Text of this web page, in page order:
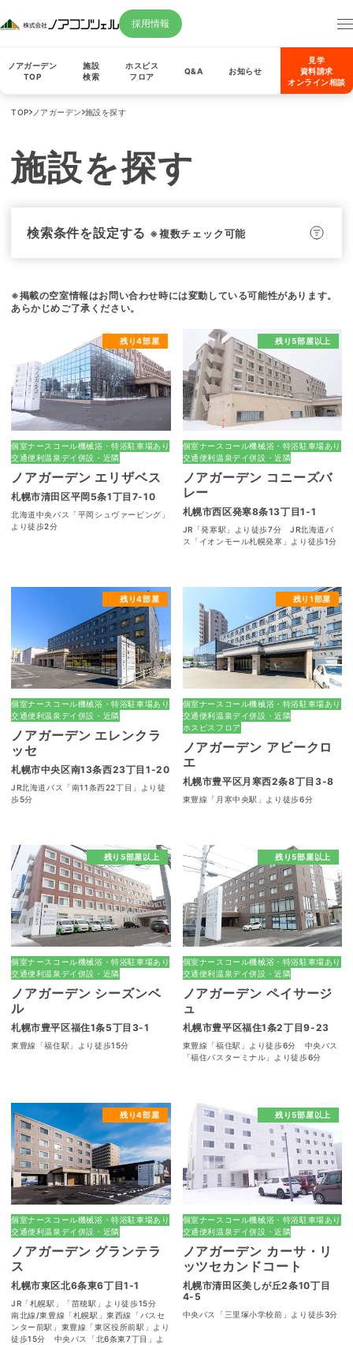
採用情報
ノアガーデン
TOP
施設
検索
ホスピス
フロア
Q&A お知らせ
見学
資料請求
オンライン相談
TOP ノアガーデン 施設を探す
施設を探す
検索条件を設定する ※複数チェック可能
※掲載の空室情報はお問い合わせ時には変動している可能性があります。
あらかじめご了承ください。
残り4部屋
個室ナースコール機械浴・特浴駐車場あり
交通便利温泉 デイ併設・近隣
ノアガーデン エリザベス
札幌市清田区平岡5条1丁目7-10
北海道中央バス「平岡シュヴァービング」
より徒歩2分
残り5部屋以上
個室ナースコール機械浴・特浴駐車場あり
交通便利温泉デイ併設・近隣
ノアガーデン コニーズバ
レー
札幌市西区発寒8条13丁目1-1
JR「発寒駅」より徒歩7分 JR北海道バ
ス「イオンモール札幌発寒」より徒歩1分
残り4部屋
個室ナースコール機械浴・特浴駐車場あり
交通便利温泉 デイ併設・近隣
ノアガーデン エレンクラ
ッセ
札幌市中央区南13条西23丁目1-20
JR北海道バス「南11条西22丁目」より徒
歩5分
残り1部屋
個室ナースコール機械浴・特浴駐車場あり
交通便利温泉デイ併設・近隣
ホスピスフロア
ノアガーデン アビークロ
エ
札幌市豊平区月寒西2条8丁目3-8
東豊線「月寒中央駅」より徒歩6分
残り5部屋以上
個室ナースコール機械浴・特浴駐車場あり
交通便利温泉 デイ併設・近隣
ノアガーデン シーズンベ
ル
札幌市豊平区福住1条5丁目3-1
東豊線「福住駅」より徒歩15分
残り5部屋以上
個室ナースコール機械浴・特浴駐車場あり
交通便利 温泉デイ併設・近隣
ノアガーデン ペイサージ
ュ
札幌市豊平区福住1条2丁目9-23
東豊線「福住駅」より徒歩6分 中央バス
「福住バスターミナル」より徒歩6分
残り4部屋
個室ナースコール機械浴・特浴駐車場あり
交通便利温泉 デイ併設・近隣
ノアガーデン グランテラ
ス
札幌市東区北6条東6丁目1-1
JR「札幌駅」「苗穂駅」より徒歩15分
南北線/東豊線「札幌駅」東西線「バスセ
ンター前駅」東豊線「東区役所前駅」より
徒歩15分 中央バス「北6条東7丁目」よ
残り5部屋以上
個室ナースコール機械浴・特浴駐車場あり
交通便利 温泉デイ併設・近隣
ノアガーデン カーサ・リ
ッツセカンドコート
札幌市清田区美しが丘2条10丁目
4-5
中央バス「三里塚小学校前」より徒歩3分